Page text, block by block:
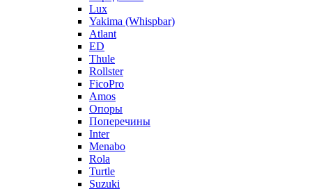
Lux
Yakima (Whispbar)
Atlant
ED
Thule
Rollster
FicoPro
Amos
Опоры
Поперечины
Inter
Menabo
Rola
Turtle
Suzuki